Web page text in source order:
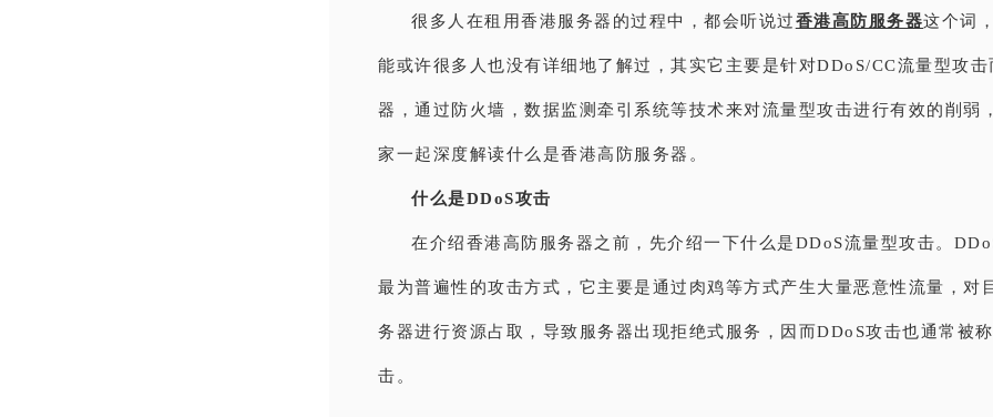
很多人在租用香港服务器的过程中，都会听说过香港高防服务器这个词
能或许很多人也没有详细地了解过，其实它主要是针对DDoS/CC流量型攻击
器，通过防火墙，数据监测牵引系统等技术来对流量型攻击进行有效的削弱
家一起深度解读什么是香港高防服务器。
什么是DDoS攻击
在介绍香港高防服务器之前，先介绍一下什么是DDoS流量型攻击。
最为普遍性的攻击方式，它主要是通过肉鸡等方式产生大量恶意性流量，对
务器进行资源占取，导致服务器出现拒绝式服务，因而DDoS攻击也通常被
击。